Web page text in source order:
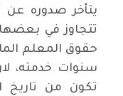
يتأخر صدوره عن
تتجاوز في
حقوق المعلم
سنوات خدمته،
تكون من تاريخ